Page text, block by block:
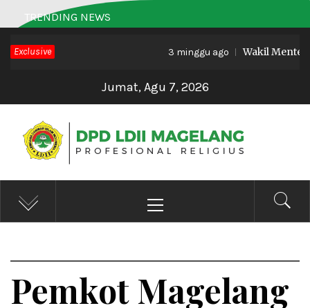
to
content
TRENDING NEWS
Exclusive 3 minggu ago Wakil Menteri
Jumat, Agu 7, 2026
DPD LDII MAGELANG
Profesional Religius
Menu
Pemkot Magelang